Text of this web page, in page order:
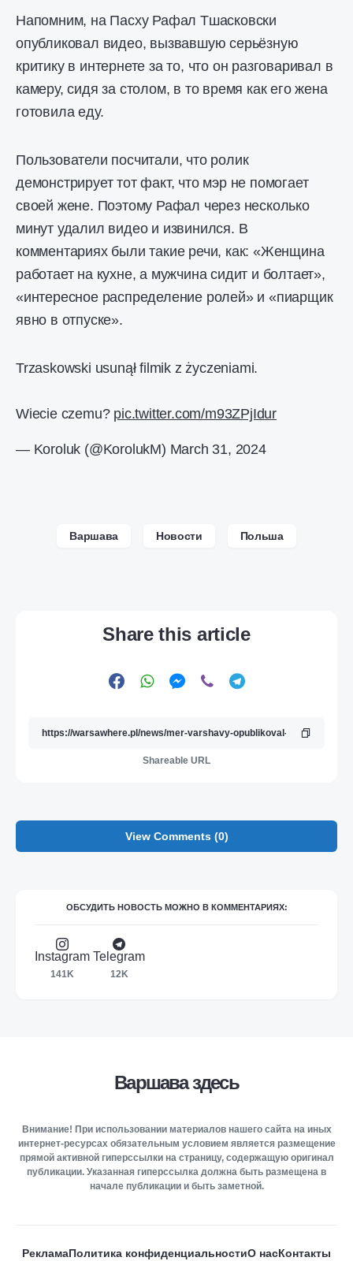
Напомним, на Пасху Рафал Тшасковски
опубликовал видео, вызвавшую серьёзную
критику в интернете за то, что он разговаривал в
камеру, сидя за столом, в то время как его жена
готовила еду.
Пользователи посчитали, что ролик
демонстрирует тот факт, что мэр не помогает
своей жене. Поэтому Рафал через несколько
минут удалил видео и извинился. В
комментариях были такие речи, как: «Женщина
работает на кухне, а мужчина сидит и болтает»,
«интересное распределение ролей» и «пиарщик
явно в отпуске».
Trzaskowski usunął filmik z życzeniami.
Wiecie czemu? pic.twitter.com/m93ZPjIdur
— Koroluk (@KorolukM) March 31, 2024
Варшава Новости Польша
Share this article
Shareable URL
View Comments (0)
ОБСУДИТЬ НОВОСТЬ МОЖНО В КОММЕНТАРИЯХ:
Instagram
141K
Telegram
12K
Варшава здесь
Внимание! При использовании материалов нашего сайта на иных
интернет-ресурсах обязательным условием является размещение
прямой активной гиперссылки на страницу, содержащую оригинал
публикации. Указанная гиперссылка должна быть размещена в
начале публикации и быть заметной.
РекламаПолитика конфиденциальностиО насКонтакты